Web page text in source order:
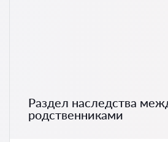
Раздел наследства
родственниками